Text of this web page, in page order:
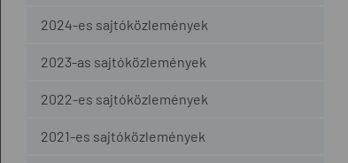
2024-es sajtóközlemények
2023-as sajtóközlemények
2022-es sajtóközlemények
2021-es sajtóközlemények